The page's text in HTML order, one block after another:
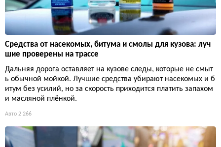
Средства от насекомых, битума и смолы для кузова: луч
шие проверены на трассе
Дальняя дорога оставляет на кузове следы, которые не смыт
ь обычной мойкой. Лучшие средства убирают насекомых и б
итум без усилий, но за скорость приходится платить запахом
и масляной плёнкой.
Авто 2 266